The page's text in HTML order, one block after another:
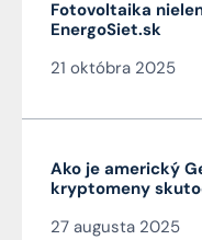
Fotovoltaika
EnergoSiet.sk
21 októbra 2025
Ako je americký
kryptomeny
27 augusta 2025